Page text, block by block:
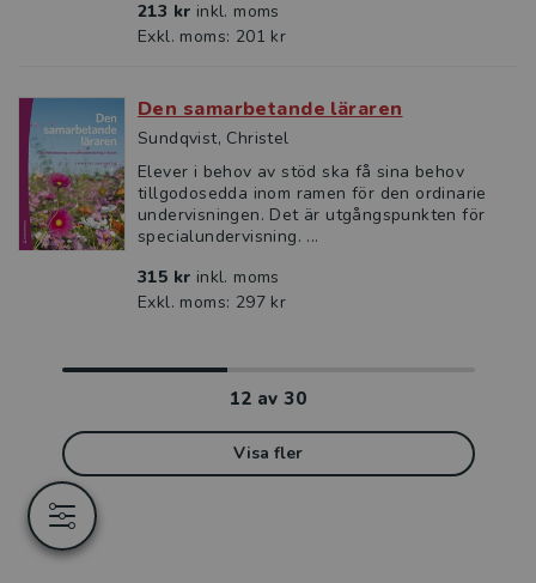
213 kr inkl. moms
Exkl. moms: 201 kr
Den samarbetande läraren
Sundqvist, Christel
Elever i behov av stöd ska få sina behov
tillgodosedda inom ramen för den ordinarie
undervisningen. Det är utgångspunkten för
specialundervisning. ...
315 kr inkl. moms
Exkl. moms: 297 kr
12 av30
Visa fler